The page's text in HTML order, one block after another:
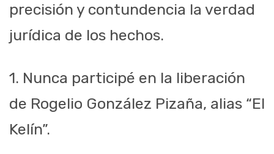
precisión y contundencia la verdad
jurídica de los hechos.
1. Nunca participé en la liberación
de Rogelio González Pizaña, alias “El
Kelín”.